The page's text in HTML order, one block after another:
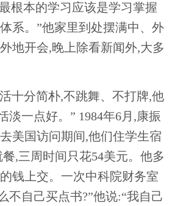
根本的学习应该是学习掌握
系。”他家里到处摆满中、外
地开会,晚上除看新闻外,大多
十分简朴,不跳舞、不打牌,他
淡一点好。” 1984年6月,康振
美国访问期间,他们住学生宿
,三周时间只花54美元。他多
钱上交。一次中科院财务室
不自己买点书?”他说:“我自己